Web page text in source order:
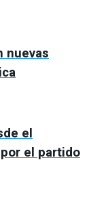
nuevas
el
el partido